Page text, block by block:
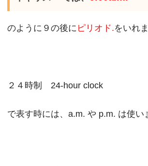
のように９の後に ピリオド.をいれま
２４時制 24-hour clock
で表す時には、a.m. や p.m. は使い